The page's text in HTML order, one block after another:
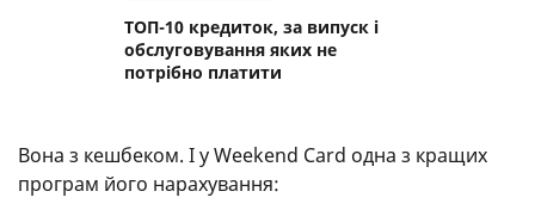
ТОП-10 кредиток, за випуск і
обслуговування яких не
потрібно платити
Вона з кешбеком. І у Weekend Card одна з кращих
програм його нарахування: